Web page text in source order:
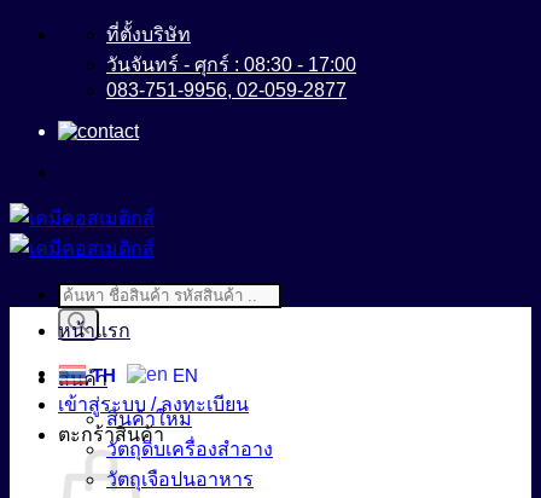
ข้าม
เนื้อหา
ที่ตั้งบริษัท
วันจันทร์ - ศุกร์ : 08:30 - 17:00
083-751-9956, 02-059-2877
Products
search
TH
EN
เข้าสู่ระบบ / ลงทะเบียน
ตะกร้าสินค้า
หน้าแรก
สินค้า
สินค้าใหม่
วัตถุดิบเครื่องสำอาง
วัตถุเจือปนอาหาร